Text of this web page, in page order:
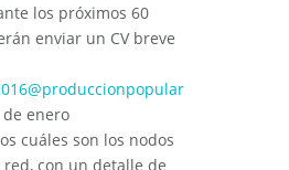
los próximos 60
enviar un CV breve
enero
cuáles son los nodos
con un detalle de